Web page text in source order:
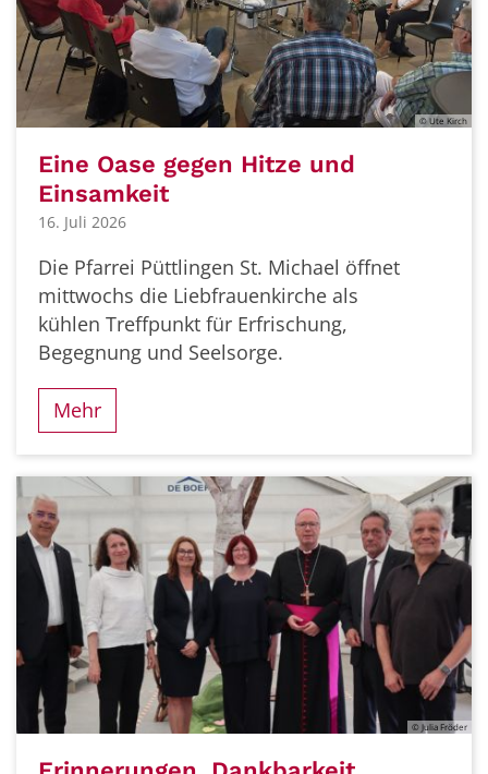
© Ute Kirch
Eine Oase gegen Hitze und
Einsamkeit
16. Juli 2026
Die Pfarrei Püttlingen St. Michael öffnet
mittwochs die Liebfrauenkirche als
kühlen Treffpunkt für Erfrischung,
Begegnung und Seelsorge.
Mehr
© Julia Fröder